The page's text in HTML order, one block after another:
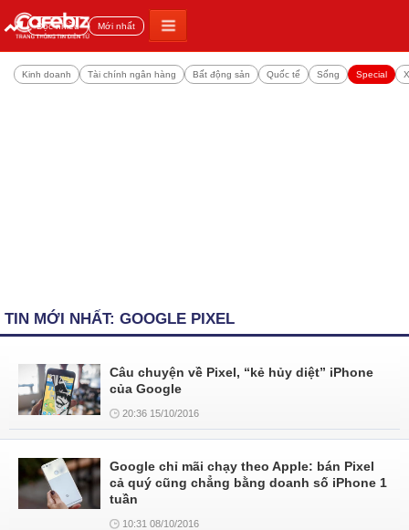
Đọc nhiều Mới nhất
Kinh doanh Tài chính ngân hàng Bất động sản Quốc tế Sống Special
TIN MỚI NHẤT: GOOGLE PIXEL
Câu chuyện về Pixel, “kẻ hủy diệt” iPhone
của Google
20:36 15/10/2016
Google chỉ mãi chạy theo Apple: bán Pixel
cả quý cũng chẳng bằng doanh số iPhone 1
tuần
10:31 08/10/2016